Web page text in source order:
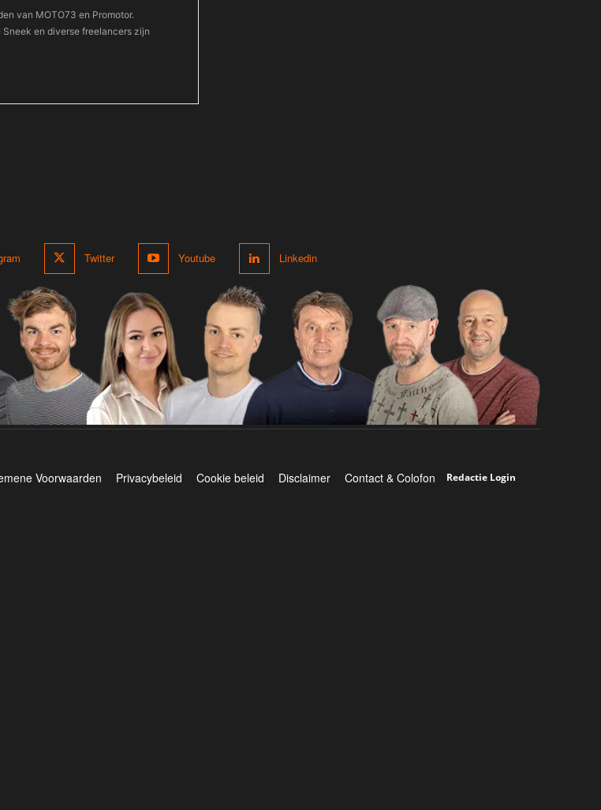
van MOTO73 en Promotor.
en diverse freelancers zijn
Twitter Youtube Linkedin
Voorwaarden Privacybeleid Cookie beleid Disclaimer Contact & Colofon Redactie Login